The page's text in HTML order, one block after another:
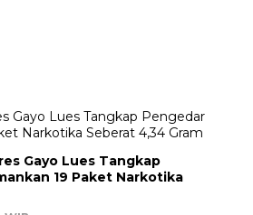
Gayo Lues Tangkap
19 Paket Narkotika